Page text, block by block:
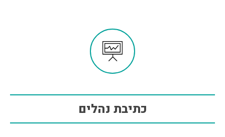
כתיבת נהלים